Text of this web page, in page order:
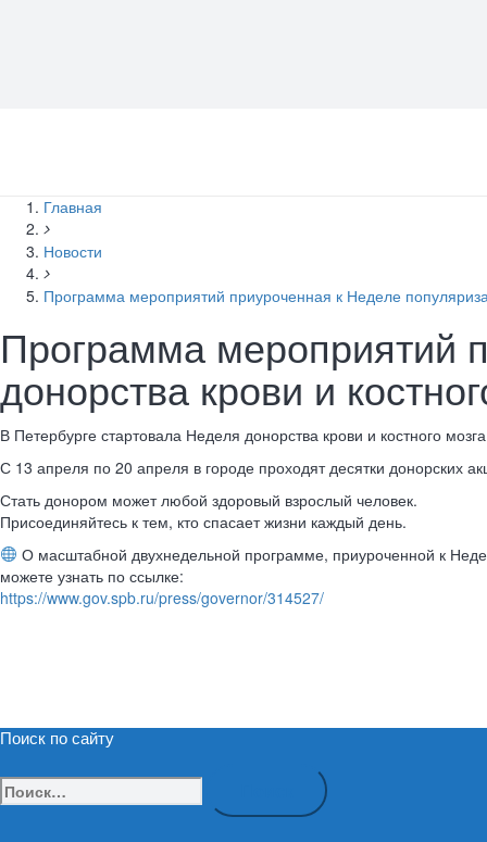
Главная
Новости
Программа мероприятий приуроченная к Неделе
Программа мероприятий
донорства крови и
В Петербурге стартовала Неделя донорства крови и костного
С 13 апреля по 20 апреля в городе проходят десятки донорских
Стать донором может любой здоровый взрослый человек.
Присоединяйтесь к тем, кто спасает жизни каждый день.
О масштабной двухнедельной программе, приуроченной к
можете узнать по ссылке:
https://www.gov.spb.ru/press/governor/314527/
Поиск по сайту
Найти: